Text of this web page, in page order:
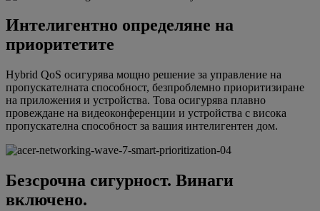
Интелигентно определяне на
приоритетите
Hybrid QoS осигурява мощно решение за управление на
пропускателната способност, безпроблемно приоритизиране
на приложения и устройства. Това осигурява плавно
провеждане на видеоконференции и устройства с висока
пропускателна способност за вашия интелигентен дом.
Безсрочна сигурност. Винаги
включено.